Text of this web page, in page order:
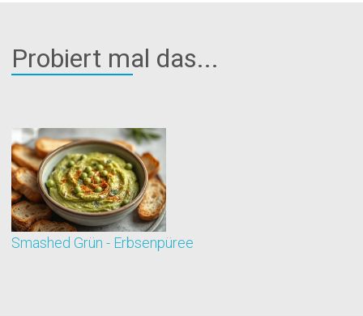
Probiert mal das...
Smashed Grün - Erbsenpüree